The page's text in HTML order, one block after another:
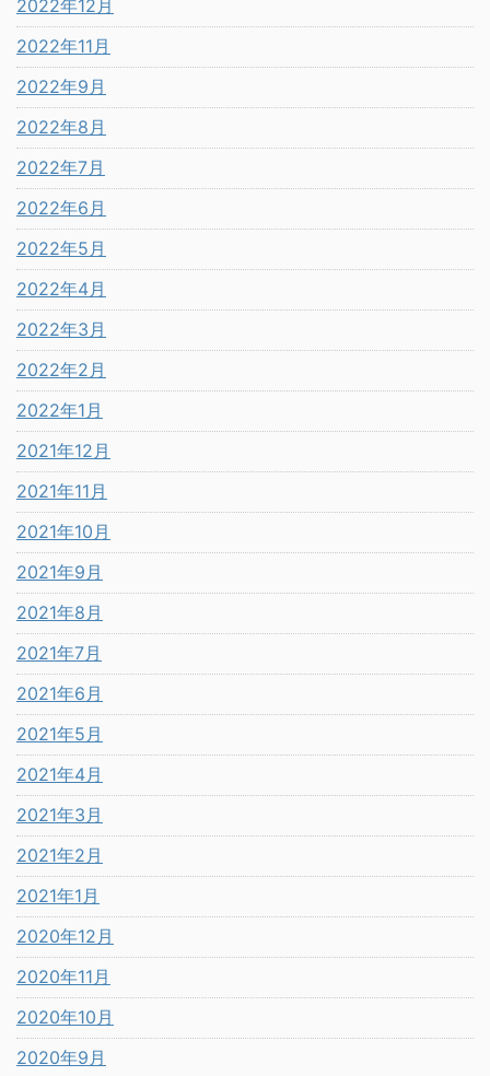
2022年12月
2022年11月
2022年9月
2022年8月
2022年7月
2022年6月
2022年5月
2022年4月
2022年3月
2022年2月
2022年1月
2021年12月
2021年11月
2021年10月
2021年9月
2021年8月
2021年7月
2021年6月
2021年5月
2021年4月
2021年3月
2021年2月
2021年1月
2020年12月
2020年11月
2020年10月
2020年9月